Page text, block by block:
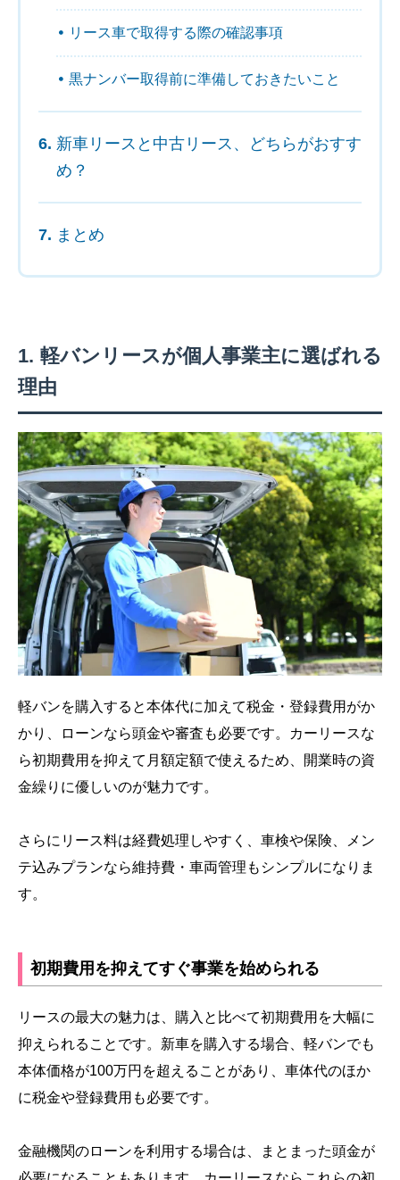
リース車で取得する際の確認事項
黒ナンバー取得前に準備しておきたいこと
新車リースと中古リース、どちらがおすす
め？
まとめ
軽バンリースが個人事業主に選ばれる
理由
軽バンを購入すると本体代に加えて税金・登録費用がか
かり、ローンなら頭金や審査も必要です。カーリースな
ら初期費用を抑えて月額定額で使えるため、開業時の資
金繰りに優しいのが魅力です。
さらにリース料は経費処理しやすく、車検や保険、メン
テ込みプランなら維持費・車両管理もシンプルになりま
す。
初期費用を抑えてすぐ事業を始められる
リースの最大の魅力は、購入と比べて初期費用を大幅に
抑えられることです。新車を購入する場合、軽バンでも
本体価格が100万円を超えることがあり、車体代のほか
に税金や登録費用も必要です。
金融機関のローンを利用する場合は、まとまった頭金が